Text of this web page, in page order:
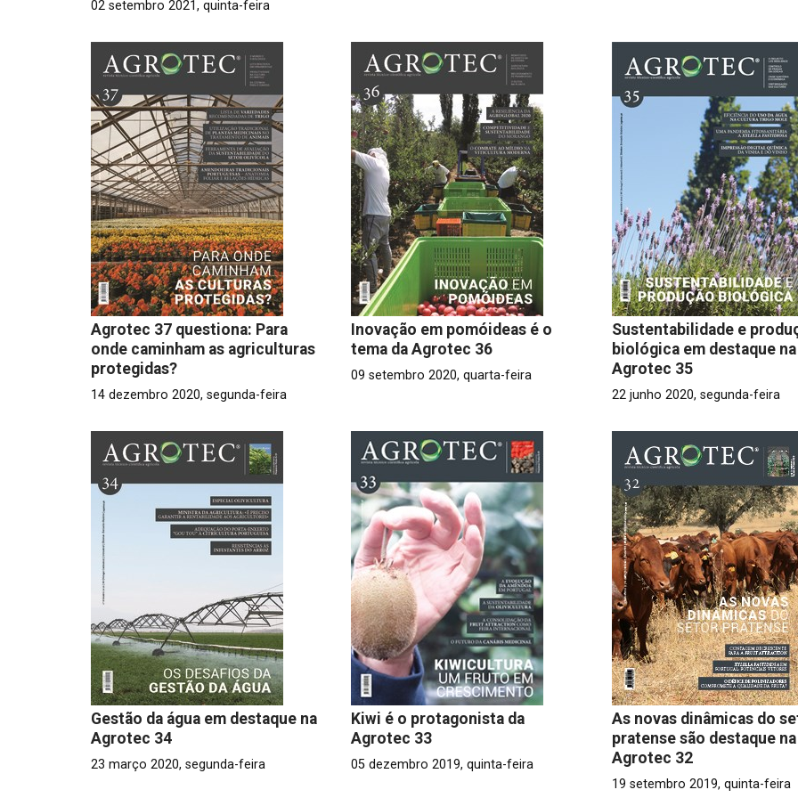
02 setembro 2021, quinta-feira
Agrotec 37 questiona: Para
onde caminham as agriculturas
protegidas?
14 dezembro 2020, segunda-feira
Inovação em pomóideas é o
tema da Agrotec 36
09 setembro 2020, quarta-feira
Sustentabilidade e
biológica em destaque na
Agrotec 35
22 junho 2020, segunda-feira
Gestão da água em destaque na
Agrotec 34
23 março 2020, segunda-feira
Kiwi é o protagonista da
Agrotec 33
05 dezembro 2019, quinta-feira
As novas dinâmicas do
pratense são destaque na
Agrotec 32
19 setembro 2019, quinta-feira